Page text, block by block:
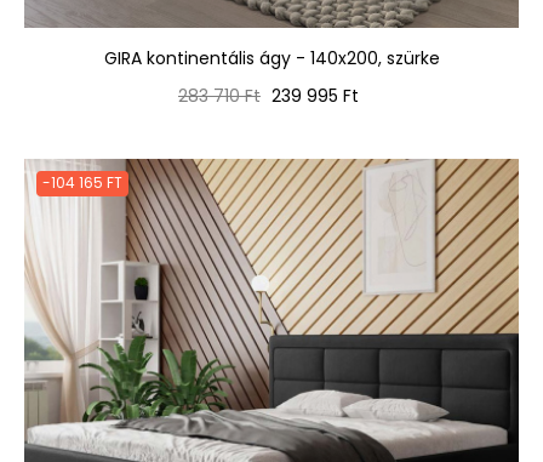
GIRA kontinentális ágy - 140x200, szürke
Normál
283 710 Ft Ár
239 995 Ft
-104 165 FT